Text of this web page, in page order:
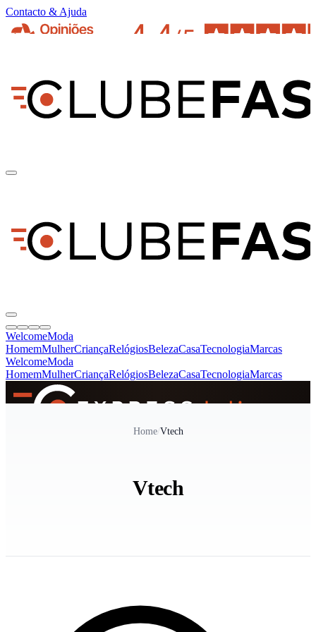
Contacto & Ajuda
WelcomeModa
HomemMulherCriançaRelógiosBelezaCasaTecnologiaMarcas
WelcomeModa
HomemMulherCriançaRelógiosBelezaCasaTecnologiaMarcas
Home/Vtech
Vtech